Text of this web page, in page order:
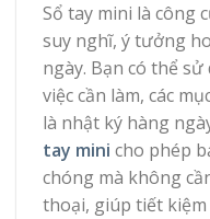
Sổ tay mini là công
suy nghĩ, ý tưởng
ngày. Bạn có thể
việc cần làm, các
là nhật ký hàng
tay mini cho phép
chóng mà không
thoại, giúp tiết